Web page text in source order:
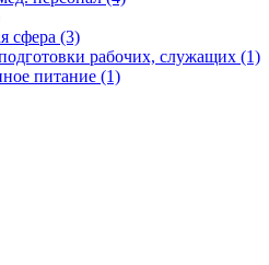
сфера (3)
рабочих, служащих (1)
питание (1)